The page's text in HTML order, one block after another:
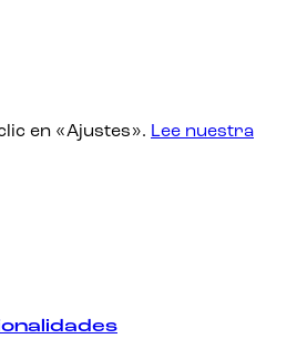
en «Ajustes». Lee nuestra